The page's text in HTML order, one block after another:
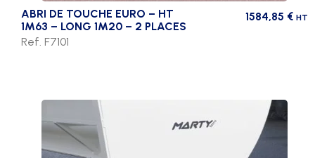
ABRI DE TOUCHE EURO – HT
1M63 – LONG 1M20 – 2 PLACES
1584,85 € HT
Ref. F7101